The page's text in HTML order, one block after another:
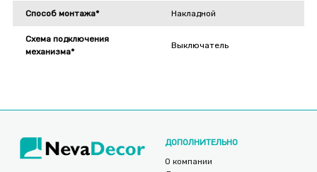
Способ монтажа* Накладной
Схема подключения
механизма*
Выключатель
ДОПОЛНИТЕЛЬНО
О компании